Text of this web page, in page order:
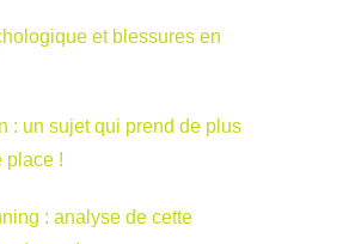
et blessures en
: un sujet qui prend de plus
place !
: analyse de cette